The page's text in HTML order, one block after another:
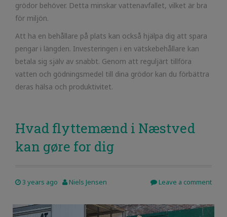
grödor behöver. Detta minskar vattenavfallet, vilket är bra
för miljön.
Att ha en behållare på plats kan också hjälpa dig att spara
pengar i längden. Investeringen i en vätskebehållare kan
betala sig själv av snabbt. Genom att reguljärt tillföra
vatten och gödningsmedel till dina grödor kan du förbättra
deras hälsa och produktivitet.
Hvad flyttemænd i Næstved
kan gøre for dig
3 years ago Niels Jensen Leave a comment